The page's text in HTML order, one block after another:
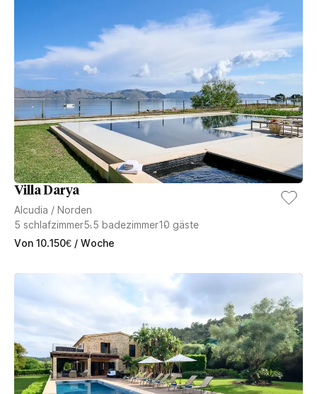
Villa Darya
Alcudia / Norden
5 schlafzimmer5.5 badezimmer10 gäste
Von 10.150€ / Woche